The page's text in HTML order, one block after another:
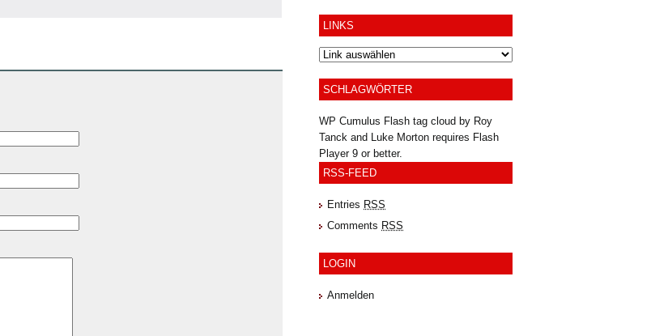
LINKS
SCHLAGWÖRTER
WP Cumulus Flash tag cloud by Roy
Tanck and Luke Morton requires Flash
Player9 or better.
RSS-FEED
Entries RSS
Comments RSS
LOGIN
Anmelden